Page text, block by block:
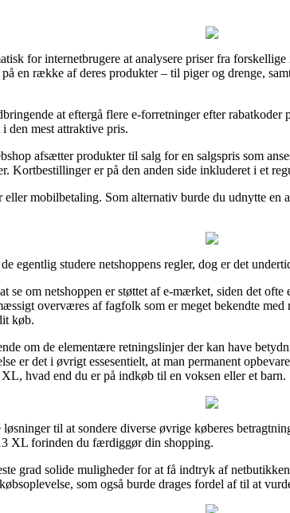
for internetbrugere at analysere priser fra
en række af deres produkter – til piger og drenge,
at eftergå flere e-forretninger efter
den mest attraktive pris.
afsætter produkter til salg for en salgspris som
Kortbestillinger er på den anden side inkluderet i et
mobilbetaling. Som alternativ burde du udnytte
egentlig studere netshoppens regler, dog er det
se om netshoppen er støttet af e-mærket, siden det
overværes af fagfolk som er meget bekendte
køb.
om de elementære retningslinjer der kan have
er det i øvrigt essesentielt, at man permanent
hvad end du er på indkøb til en voksen eller et barn.
til at sondere diverse øvrige køberes
XL forinden du færdiggør din shopping.
grad solide muligheder for at få indtryk af
som også burde drages fordel af til at